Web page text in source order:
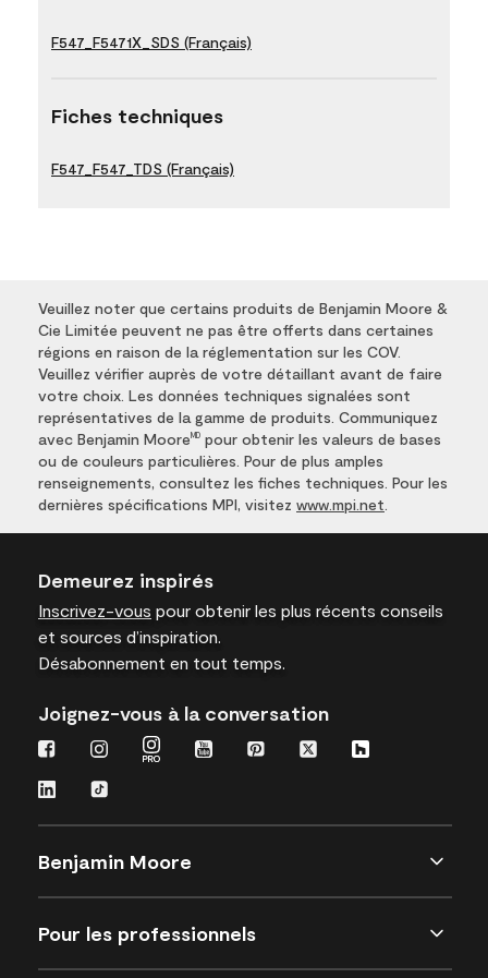
F547_F5471X_SDS (Français)
Fiches techniques
F547_F547_TDS (Français)
Veuillez noter que certains produits de Benjamin Moore &
Cie Limitée peuvent ne pas être offerts dans certaines
régions en raison de la réglementation sur les COV.
Veuillez vérifier auprès de votre détaillant avant de faire
votre choix. Les données techniques signalées sont
représentatives de la gamme de produits. Communiquez
avec Benjamin Moore MD pour obtenir les valeurs de bases
ou de couleurs particulières. Pour de plus amples
renseignements, consultez les fiches techniques. Pour les
dernières spécifications MPI, visitez www.mpi.net
Demeurez inspirés
Inscrivez-vous pour obtenir les plus récents conseils
et sources d’inspiration.
Désabonnement en tout temps.
Joignez-vous à la conversation
Benjamin Moore
Pour les professionnels